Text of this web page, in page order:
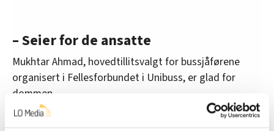
– Seier for de ansatte
Mukhtar Ahmad, hovedtillitsvalgt for bussjåførene
organisert i Fellesforbundet i Unibuss, er glad for
dommen.
– Konflikter på arbeidsplassen bør løses fortløpende